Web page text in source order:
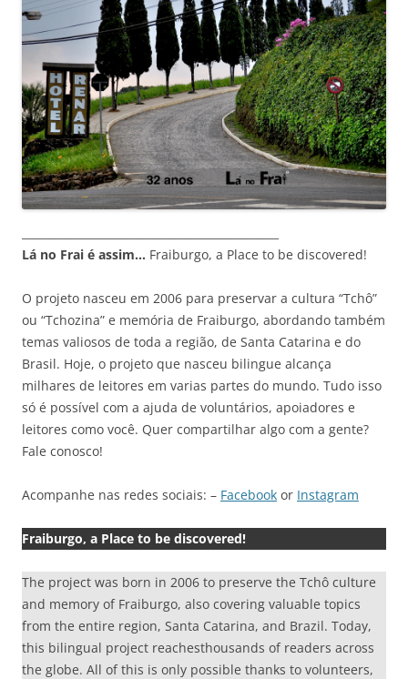
Lá no Frai é assim… Fraiburgo, a Place to be discovered!
O projeto nasceu em 2006 para preservar a cultura “Tchô”
ou “Tchozina” e memória de Fraiburgo, abordando também
temas valiosos de toda a região, de Santa Catarina e do
Brasil. Hoje, o projeto que nasceu bilingue alcança
milhares de leitores em varias partes do mundo. Tudo isso
só é possível com a ajuda de voluntários, apoiadores e
leitores como você. Quer compartilhar algo com a gente?
Fale conosco!
Acompanhe nas redes sociais: – Facebook or Instagram
Fraiburgo, a Place to be discovered!
The project was born in 2006 to preserve the Tchô culture
and memory of Fraiburgo, also covering valuable topics
from the entire region, Santa Catarina, and Brazil. Today,
this bilingual project reachesthousands of readers across
the globe. All of this is only possible thanks to volunteers,